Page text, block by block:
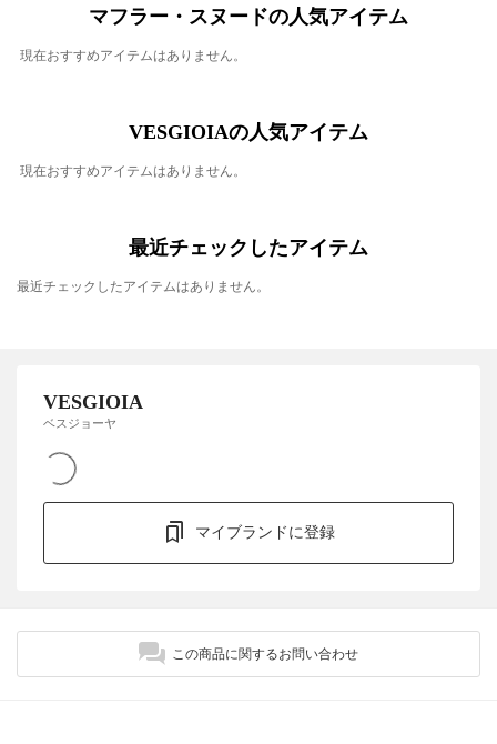
マフラー・スヌードの人気アイテム
現在おすすめアイテムはありません。
VESGIOIAの人気アイテム
現在おすすめアイテムはありません。
最近チェックしたアイテム
最近チェックしたアイテムはありません。
VESGIOIA
ベスジョーヤ
マイブランドに登録
この商品に関するお問い合わせ